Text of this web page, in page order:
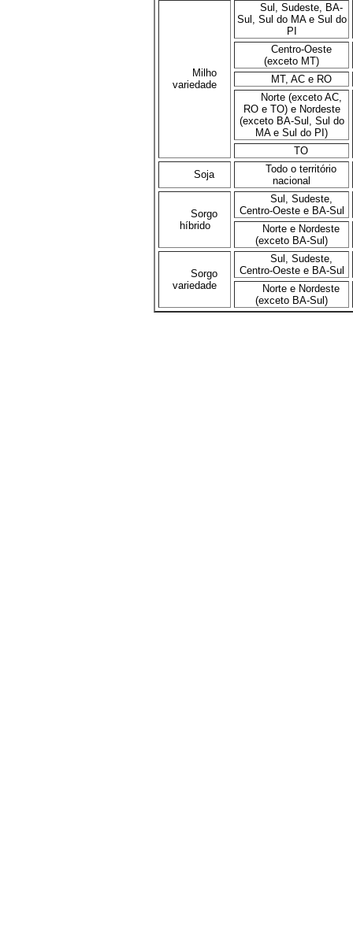
Milho
variedade
Sul, Sudeste, BA-
Sul, Sul do MA e Sul do
PI
Centro-Oeste
(exceto MT)
MT, AC e RO
Norte (exceto AC,
RO e TO) e Nordeste
(exceto BA-Sul, Sul do
MA e Sul do PI)
TO
Soja
Todo o território
nacional
Sorgo
híbrido
Sul, Sudeste,
Centro-Oeste e BA-Sul
Norte e Nordeste
(exceto BA-Sul)
Sorgo
variedade
Sul, Sudeste,
Centro-Oeste e BA-Sul
Norte e Nordeste
(exceto BA-Sul)